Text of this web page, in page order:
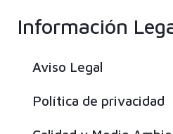
Información
Aviso Legal
Política de privacidad